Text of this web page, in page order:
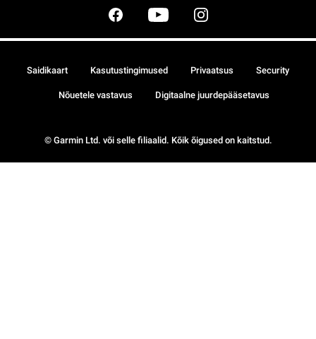
© Garmin Ltd. või selle filiaalid. Kõik õigused on kaitstud.
Saidikaart Kasutustingimused Privaatsus Security
Nõuetele vastavus Digitaalne juurdepääsetavus